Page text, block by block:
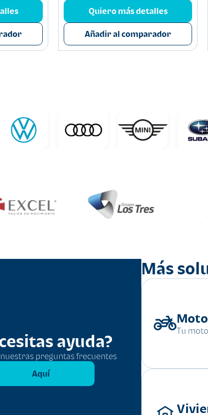
Quiero más detalles
Añadir al comparador
ayuda?
preguntas frecuentes
Aquí
Más
Tu